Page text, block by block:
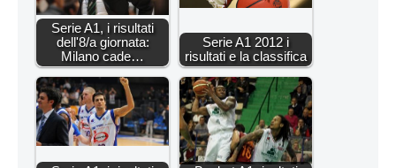
Serie A1, i risultati
dell'8/a giornata:
Milano cade…
Serie A1 2012 i
risultati e la classifica